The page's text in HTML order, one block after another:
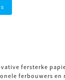
fersterke
ferbouwers en